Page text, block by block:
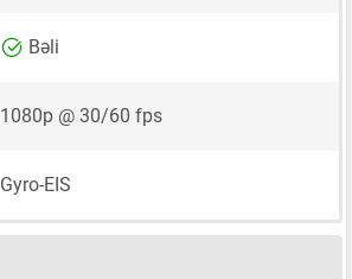
Bəli
1080p @ 30/60 fps
Gyro-EIS